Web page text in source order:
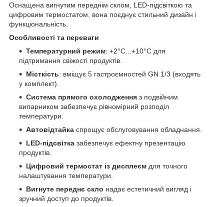
Оснащена вигнутим переднім склом, LED-підсвіткою та
цифровим термостатом, вона поєднує стильний дизайн і
функціональність.
Особливості та переваги
Температурний режим: +2°C...+10°C для
підтримання свіжості продуктів.
Місткість: вміщує 5 гастроємностей GN 1/3 (входять
у комплект).
Система прямого охолодження з подвійним
випарником забезпечує рівномірний розподіл
температури.
Автовідтайка спрощує обслуговування обладнання.
LED-підсвітка забезпечує ефектну презентацію
продуктів.
Цифровий термостат із дисплеєм для точного
налаштування температури.
Вигнуте переднє скло надає естетичний вигляд і
зручний доступ до продуктів.